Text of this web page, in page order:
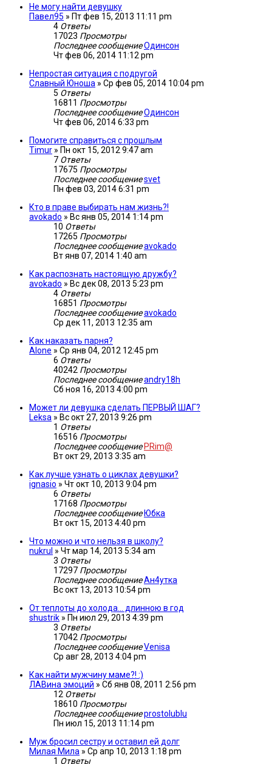
Не могу найти девушку
Павел95 » Пт фев 15, 2013 11:11 pm
4 Ответы
17023 Просмотры
Последнее сообщениеОдинсон
Чт фев 06, 2014 11:12 pm
Непростая ситуация с подругой
Славный Юноша » Ср фев 05, 2014 10:04 pm
5 Ответы
16811 Просмотры
Последнее сообщениеОдинсон
Чт фев 06, 2014 6:33 pm
Помогите справиться с прошлым
Timur » Пн окт 15, 2012 9:47 am
7 Ответы
17675 Просмотры
Последнее сообщениеsvet
Пн фев 03, 2014 6:31 pm
Кто в праве выбирать нам жизнь?!
avokado » Вс янв 05, 2014 1:14 pm
10 Ответы
17265 Просмотры
Последнее сообщениеavokado
Вт янв 07, 2014 1:40 am
Как распознать настоящую дружбу?
avokado » Вс дек 08, 2013 5:23 pm
4 Ответы
16851 Просмотры
Последнее сообщениеavokado
Ср дек 11, 2013 12:35 am
Как наказать парня?
Alone » Ср янв 04, 2012 12:45 pm
6 Ответы
40242 Просмотры
Последнее сообщениеandry18h
Сб ноя 16, 2013 4:00 pm
Может ли девушка сделать ПЕРВЫЙ ШАГ?
Leksa » Вс окт 27, 2013 9:26 pm
1 Ответы
16516 Просмотры
Последнее сообщение PRim@
Вт окт 29, 2013 3:35 am
Как лучше узнать о циклах девушки?
ignasio » Чт окт 10, 2013 9:04 pm
6 Ответы
17168 Просмотры
Последнее сообщение Юбка
Вт окт 15, 2013 4:40 pm
Что можно и что нельзя в школу?
nukrul » Чт мар 14, 2013 5:34 am
3 Ответы
17297 Просмотры
Последнее сообщениеАн4утка
Вс окт 13, 2013 10:54 pm
От теплоты до холода... длинною в год
shustrik » Пн июл 29, 2013 4:39 pm
3 Ответы
17042 Просмотры
Последнее сообщениеVenisa
Ср авг 28, 2013 4:04 pm
Как найти мужчину маме?! :)
ЛАВина эмоций » Сб янв 08, 2011 2:56 pm
12 Ответы
18610 Просмотры
Последнее сообщениеprostolublu
Пн июл 15, 2013 11:14 pm
Муж бросил сестру и оставил ей долг
Милая Мила » Ср апр 10, 2013 1:18 pm
1 Ответы